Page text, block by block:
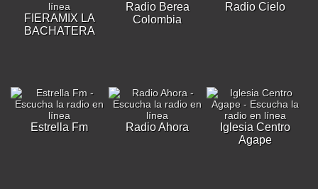
FIERAMIX LA
BACHATERA
Radio Berea
Colombia
Radio Cielo
Estrella Fm Radio Ahora
Iglesia Centro
Agape